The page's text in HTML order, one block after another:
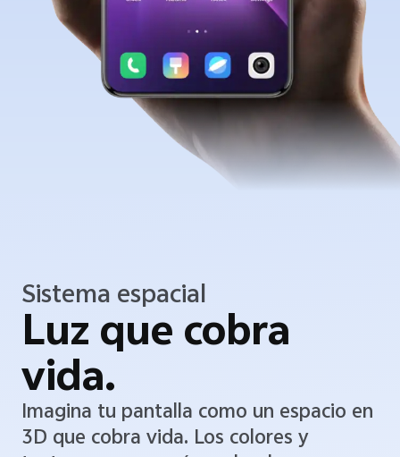
Sistema espacial
Luz que cobra
vida.
Imagina tu pantalla como un espacio en
3D que cobra vida. Los colores y